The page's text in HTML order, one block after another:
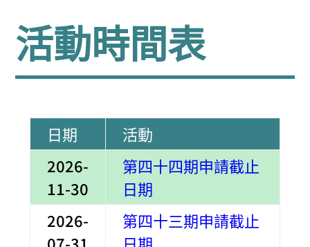
活動時間表
日期
活動
2026-
11-30
第四十四期申請截止
日期
2026-
第四十三期申請截止